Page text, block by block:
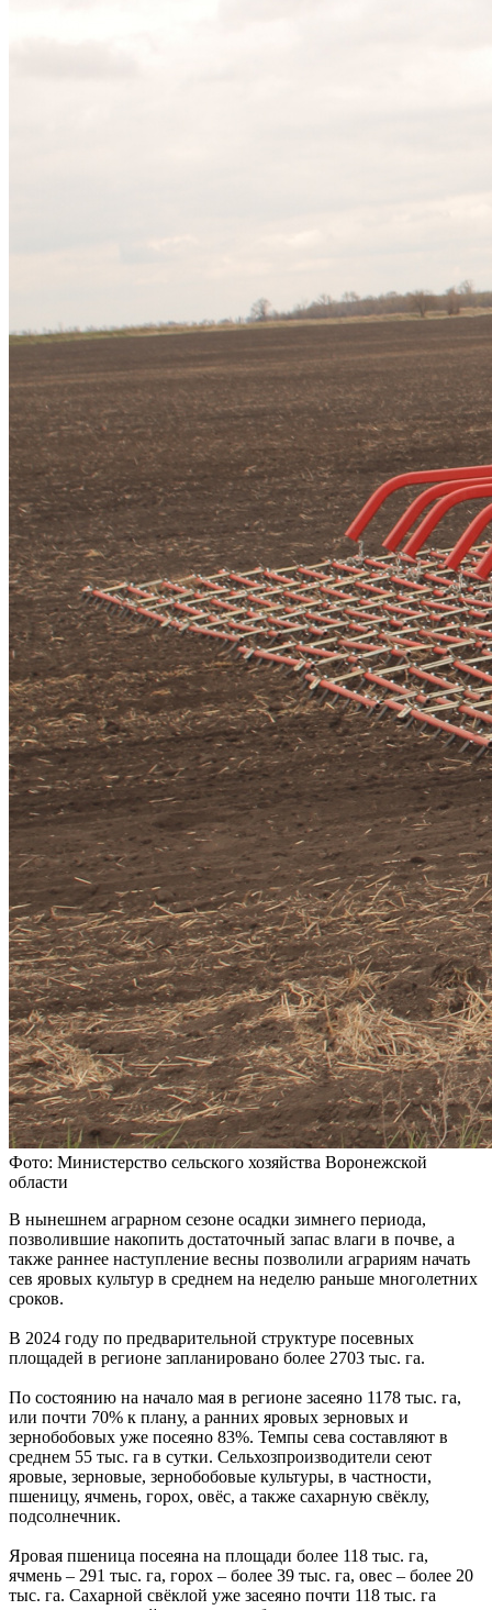
Фото: Министерство сельского хозяйства Воронежской
области
В нынешнем аграрном сезоне осадки зимнего периода,
позволившие накопить достаточный запас влаги в почве, а
также раннее наступление весны позволили аграриям начать
сев яровых культур в среднем на неделю раньше многолетних
сроков.
В 2024 году по предварительной структуре посевных
площадей в регионе запланировано более 2703 тыс. га.
По состоянию на начало мая в регионе засеяно 1178 тыс. га,
или почти 70% к плану, а ранних яровых зерновых и
зернобобовых уже посеяно 83%. Темпы сева составляют в
среднем 55 тыс. га в сутки. Сельхозпроизводители сеют
яровые, зерновые, зернобобовые культуры, в частности,
пшеницу, ячмень, горох, овёс, а также сахарную свёклу,
подсолнечник.
Яровая пшеница посеяна на площади более 118 тыс. га,
ячмень – 291 тыс. га, горох – более 39 тыс. га, овес – более 20
тыс. га. Сахарной свёклой уже засеяно почти 118 тыс. га